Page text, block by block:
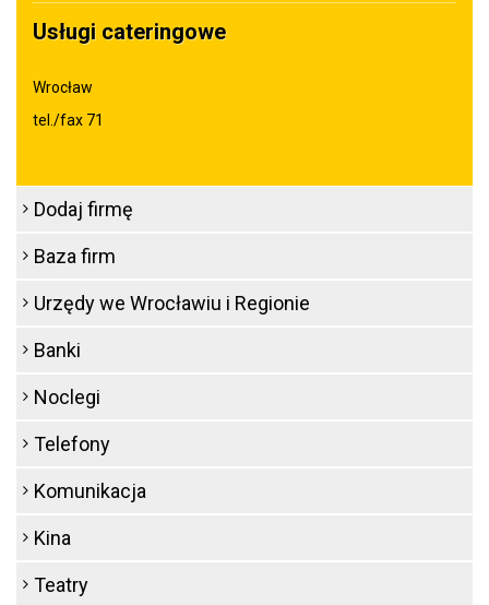
Usługi cateringowe
Wrocław
tel./fax 71
Dodaj firmę
Baza firm
Urzędy we Wrocławiu i Regionie
Banki
Noclegi
Telefony
Komunikacja
Kina
Teatry